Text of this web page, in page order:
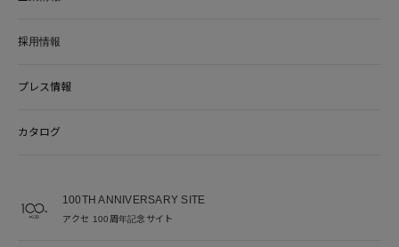
採用情報
プレス情報
カタログ
100TH ANNIVERSARY SITE
アクセ 100周年記念サイト